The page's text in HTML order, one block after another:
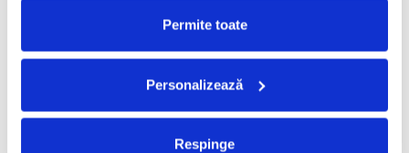
Permite toate
Personalizează
Respinge
Satan's Satyrs – Die
Gaz pe Foc – Lasă-mă Să Te